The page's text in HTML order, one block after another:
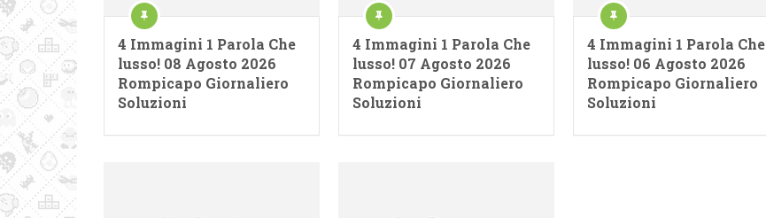
4 Immagini 1 Parola Che
lusso! 08 Agosto 2026
Rompicapo Giornaliero
Soluzioni
4 Immagini 1 Parola Che
lusso! 07 Agosto 2026
Rompicapo Giornaliero
Soluzioni
4 Immagini 1 Parola Che
lusso! 06 Agosto 2026
Rompicapo Giornaliero
Soluzioni